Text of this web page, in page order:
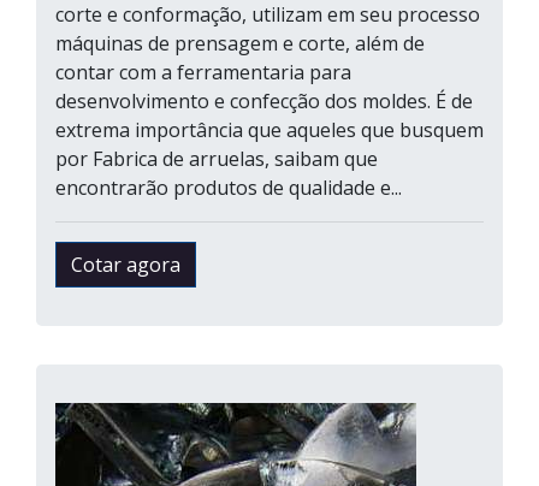
corte e conformação, utilizam em seu processo
máquinas de prensagem e corte, além de
contar com a ferramentaria para
desenvolvimento e confecção dos moldes. É de
extrema importância que aqueles que busquem
por Fabrica de arruelas, saibam que
encontrarão produtos de qualidade e...
Cotar agora